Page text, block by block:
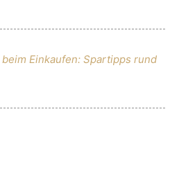
Einkaufen: Spartipps rund